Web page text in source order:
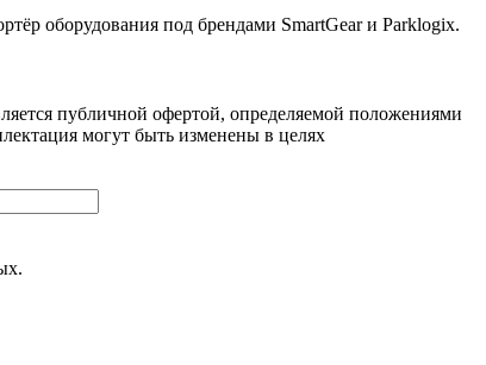
оборудования под брендами SmartGear и Parklogix.
публичной офертой, определяемой положениями
могут быть изменены в целях